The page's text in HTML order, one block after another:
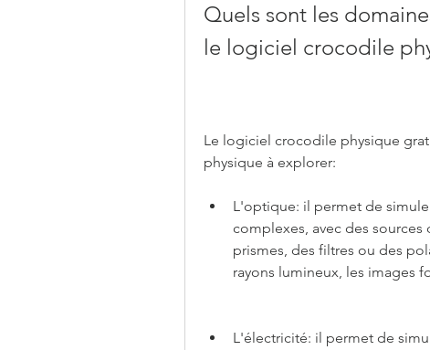
Quels sont les
le logiciel crocodile
Le logiciel crocodile physique
physique à explorer:
L'optique: il permet de
complexes, avec des
prismes, des filtres ou des
rayons lumineux, les images
L'électricité: il permet de